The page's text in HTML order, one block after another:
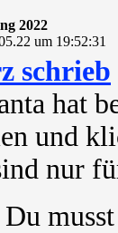
2022
um 19:52:31
schrieb
hat
und
nur